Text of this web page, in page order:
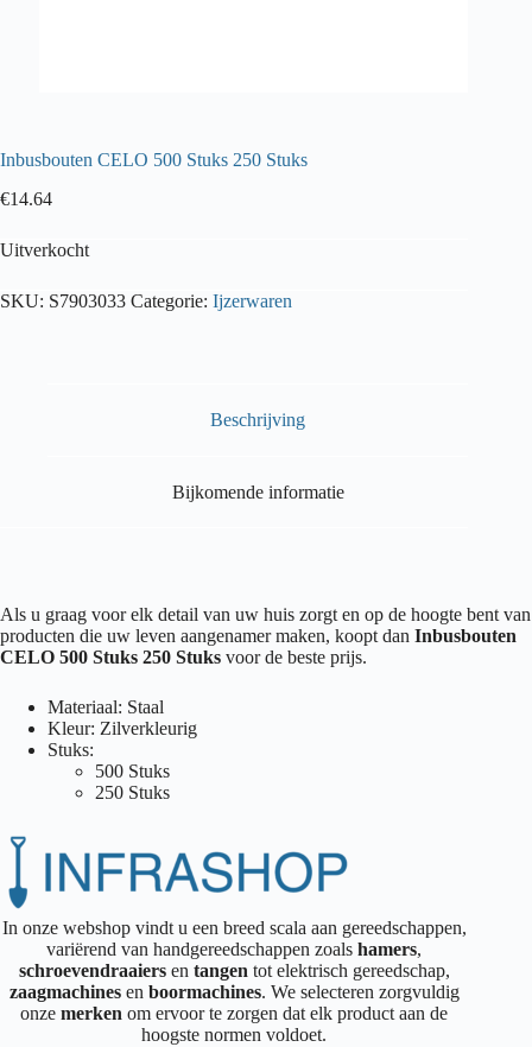
Inbusbouten CELO 500 Stuks 250 Stuks
€14.64
Uitverkocht
SKU: S7903033 Categorie: Ijzerwaren
Beschrijving
Bijkomende informatie
Als u graag voor elk detail van uw huis zorgt en op de hoogte bent van
producten die uw leven aangenamer maken, koopt dan Inbusbouten
CELO 500 Stuks 250 Stuks voor de beste prijs.
Materiaal: Staal
Kleur: Zilverkleurig
Stuks:
500 Stuks
250 Stuks
In onze webshop vindt u een breed scala aan gereedschappen,
variërend van handgereedschappen zoalshamers,
schroevendraaiersen tangen tot elektrisch gereedschap,
zaagmachines en boormachines. We selecteren zorgvuldig
onzemerkenom ervoor te zorgen dat elk product aan de
hoogste normen voldoet.